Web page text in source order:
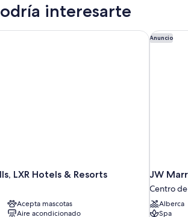
interesarte
LXR Hotels & Resorts
Acepta mascotas
Aire acondicionado
LXR Hotels & Resorts Anuncio
JW
Centro
Alberca
Spa
JW